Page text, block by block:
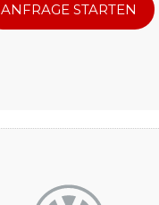
ANFRAGE STARTEN